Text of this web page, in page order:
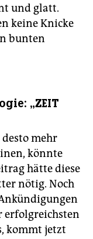
und glatt.
keine Knicke
bunten
„ZEIT
desto mehr
könnte
hätte diese
nötig. Noch
erfolgreichsten
kommt jetzt